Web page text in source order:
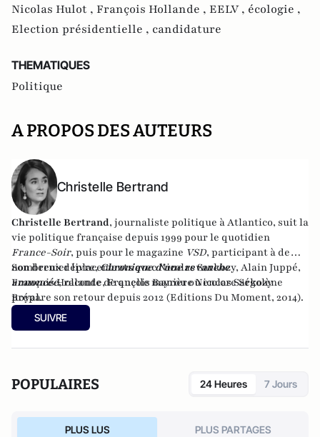
Nicolas Hulot , François Hollande , EELV , écologie ,
Election présidentielle , candidature
THEMATIQUES
Politique
A PROPOS DES AUTEURS
Christelle Bertrand
Christelle Bertrand, journaliste politique à Atlantico, suit la
vie politique française depuis 1999 pour le quotidien
France-Soir, puis pour le magazine VSD, participant à de
nombreux déplacements avec Nicolas Sarkozy, Alain Juppé,
François Hollande, François Bayrou ou encore Ségolène
Royal.
Son dernier livre,Chronique d'une revanche
annoncée,raconte de quelle manière Nicolas Sarkozy
prépare son retour depuis 2012 (Editions Du Moment, 2014).
SUIVRE
POPULAIRES 24 Heures 7 Jours
PLUS LUS PLUS PARTAGES